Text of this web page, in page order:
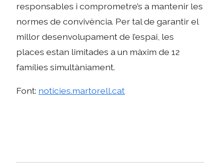
responsables i comprometre’s a mantenir les
normes de convivència. Per tal de garantir el
millor desenvolupament de l’espai, les
places estan limitades a un màxim de 12
famílies simultàniament.
Font: noticies.martorell.cat